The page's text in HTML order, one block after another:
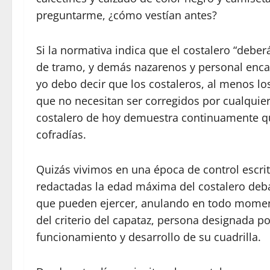
preguntarme, ¿cómo vestían antes?
Si la normativa indica que el costalero
de tramo, y demás nazarenos y personal
yo debo decir que los costaleros, al menos
que no necesitan ser corregidos por
costalero de hoy demuestra continuamente
cofradías.
Quizás vivimos en una época de control
redactadas la edad máxima del costalero
que pueden ejercer, anulando en todo
del criterio del capataz, persona designada
funcionamiento y desarrollo de su cuadrilla.